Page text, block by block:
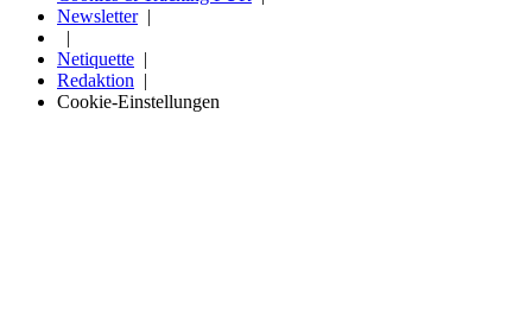
Newsletter
Netiquette
Redaktion
Cookie-Einstellungen